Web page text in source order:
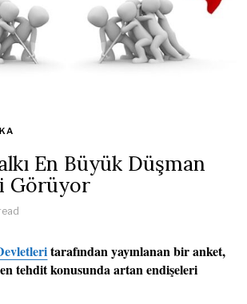
En Büyük Düşman
Görüyor
tarafından yayınlanan bir anket,
tehdit konusunda artan endişeleri